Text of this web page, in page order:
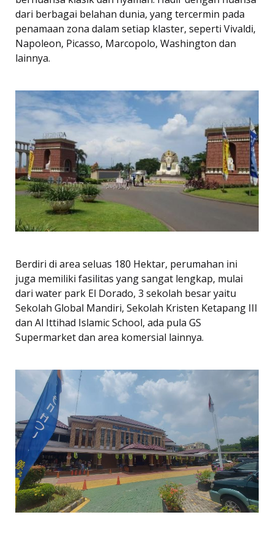
dari berbagai belahan dunia, yang tercermin pada
penamaan zona dalam setiap klaster, seperti Vivaldi,
Napoleon, Picasso, Marcopolo, Washington dan
lainnya.
Berdiri di area seluas 180 Hektar, perumahan ini
juga memiliki fasilitas yang sangat lengkap, mulai
dari water park El Dorado, 3 sekolah besar yaitu
Sekolah Global Mandiri, Sekolah Kristen Ketapang III
dan Al Ittihad Islamic School, ada pula GS
Supermarket dan area komersial lainnya.